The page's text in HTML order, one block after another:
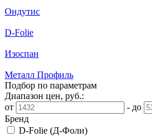
Ондутис
D-Folie
Изоспан
Металл Профиль
Подбор по параметрам
Диапазон цен, руб.:
от
- до
Бренд
D-Folie (Д-Фоли)